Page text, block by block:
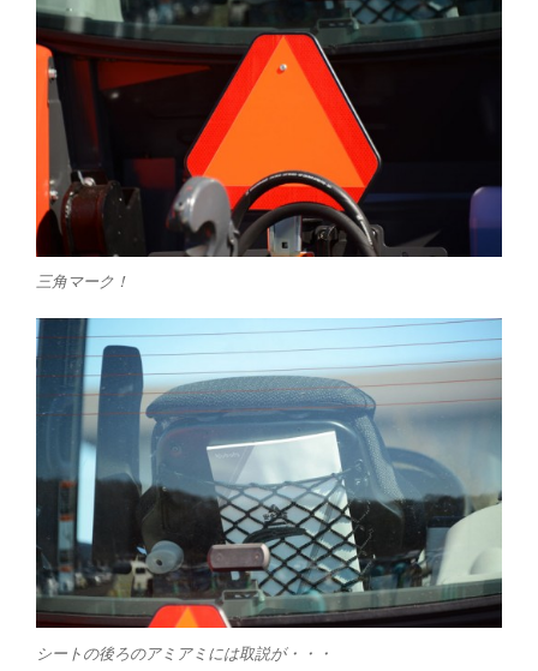
三角マーク！
シートの後ろのアミアミには取説が・・・